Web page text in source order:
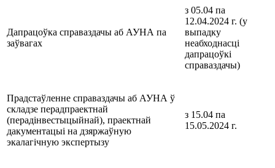
Дапрацоўка справаздачы аб АУНА па
заўвагах
з 05.04 па
12.04.2024 г. (у
выпадку
неабходнасці
дапрацоўкі
справаздачы)
Прадстаўленне справаздачы аб АУНА ў
складзе перадпраектнай
(перадінвестыцыйнай), праектнай
дакументацыі на дзяржаўную
экалагічную экспертызу
з 15.04 па
15.05.2024 г.